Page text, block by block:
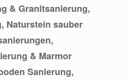
& Granitsanierung,
Naturstein sauber
& Marmor
Sanierung,